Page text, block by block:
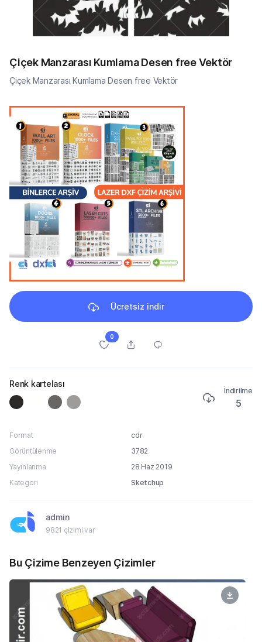
Çiçek Manzarası Kumlama Desen free Vektör
Çiçek Manzarası Kumlama Desen free Vektör
Ücretsiz indir
0
Renk kartelası
İndirilme
5
Format
cdr
Görüntülenme
3782
Yayınlanma
28 Haz 2019
Kategori
Sketchup
admin
9821 çizimi var
Bu Çizime Benzeyen Çizimler